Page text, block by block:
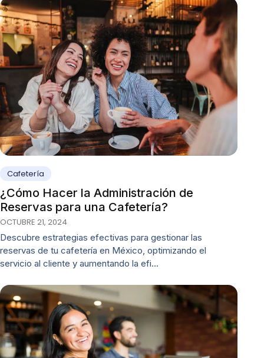
Cafetería
¿Cómo Hacer la Administración de
Reservas para una Cafetería?
OCTUBRE 21, 2024
Descubre estrategias efectivas para gestionar las
reservas de tu cafetería en México, optimizando el
servicio al cliente y aumentando la efi…